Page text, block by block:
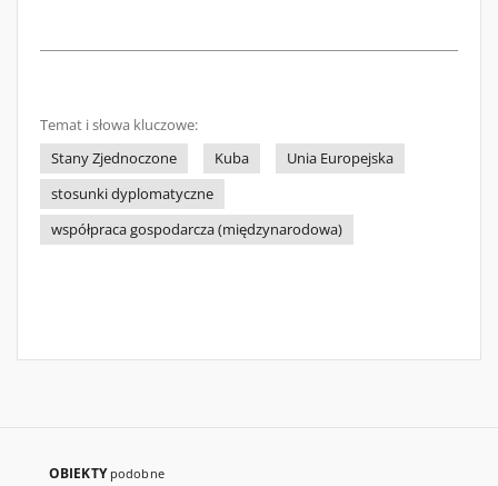
Temat i słowa kluczowe:
Stany Zjednoczone
Kuba
Unia Europejska
stosunki dyplomatyczne
współpraca gospodarcza (międzynarodowa)
OBIEKTY podobne